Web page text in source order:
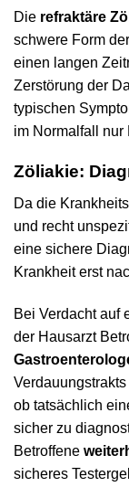
Die refraktäre
schwere Form
einen langen
Zerstörung der
typischen
im Normalfall nur
Zöliakie:
Da die
und recht
eine sichere
Krankheit erst
Bei Verdacht auf
der Hausarzt
ob tatsächlich
sicher zu
Betroffene
sicheres